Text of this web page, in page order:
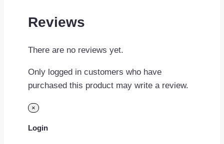
Reviews
There are no reviews yet.
Only logged in customers who have
purchased this product may write a review.
×
Login